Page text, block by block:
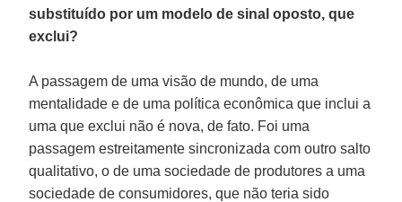
substituído por um modelo de sinal oposto, que
exclui?
A passagem de uma visão de mundo, de uma
mentalidade e de uma política econômica que inclui a
uma que exclui não é nova, de fato. Foi uma
passagem estreitamente sincronizada com outro salto
qualitativo, o de uma sociedade de produtores a uma
sociedade de consumidores, que não teria sido